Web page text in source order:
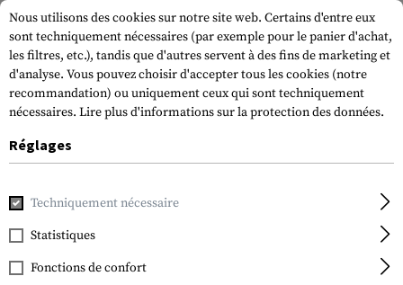
Princeton Tec
MPLS Accessory Kit
Nous utilisons des cookies sur notre site web. Certains d'entre eux
sont techniquement nécessaires (par exemple pour le panier d'achat,
les filtres, etc.), tandis que d'autres servent à des fins de marketing et
d'analyse. Vous pouvez choisir d'accepter tous les cookies (notre
recommandation) ou uniquement ceux qui sont techniquement
nécessaires. Lire plus d'informations sur la protection des données.
Réglages
Techniquement nécessaire
Statistiques
Fonctions de confort